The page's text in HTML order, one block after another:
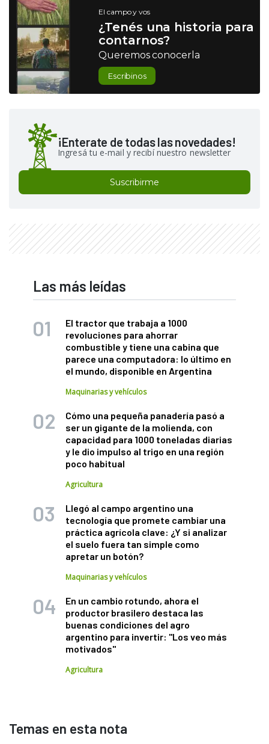
El campo y vos
¿Tenés una historia para
contarnos?
Queremos conocerla
Escribinos
¡Enterate de todas las novedades!
Ingresá tu e-mail y recibí nuestro newsletter
Suscribirme
Las más leídas
El tractor que trabaja a 1000
revoluciones para ahorrar
combustible y tiene una cabina que
parece una computadora: lo último en
el mundo, disponible en Argentina
Maquinarias y vehículos
Cómo una pequeña panadería pasó a
ser un gigante de la molienda, con
capacidad para 1000 toneladas diarias
y le dio impulso al trigo en una región
poco habitual
Agricultura
Llegó al campo argentino una
tecnología que promete cambiar una
práctica agrícola clave: ¿Y si analizar
el suelo fuera tan simple como
apretar un botón?
Maquinarias y vehículos
En un cambio rotundo, ahora el
productor brasilero destaca las
buenas condiciones del agro
argentino para invertir: "Los veo más
motivados"
Agricultura
Temas en esta nota